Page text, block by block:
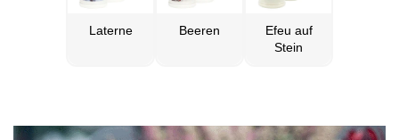
Laterne Beeren
Efeu auf
Stein